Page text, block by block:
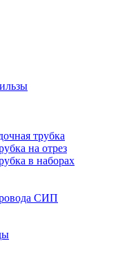
трубка
на отрез
в наборах
СИП